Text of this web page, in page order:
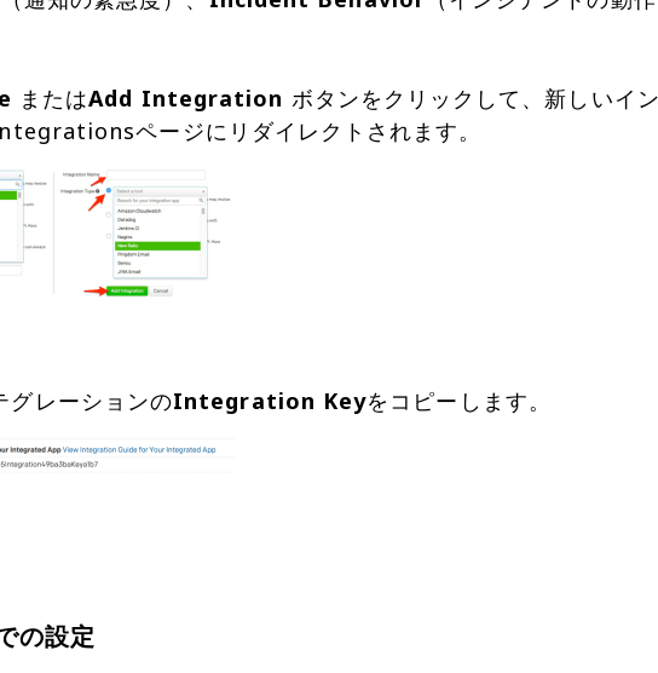
またはAdd Integration ボタンをクリックして、新しいイ
グレーションのIntegration Key
の設定